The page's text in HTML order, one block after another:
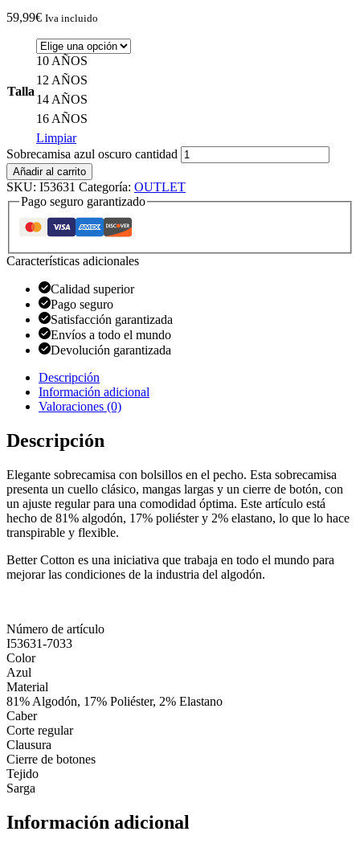
59,99€ Iva incluido
Talla
10 AÑOS
12 AÑOS
14 AÑOS
16 AÑOS
Limpiar
Sobrecamisa azul oscuro cantidad
Añadir al carrito
SKU: I53631 Categoría: OUTLET
Pago seguro garantizado
Características adicionales
Calidad superior
Pago seguro
Satisfacción garantizada
Envíos a todo el mundo
Devolución garantizada
Descripción
Información adicional
Valoraciones (0)
Descripción
Elegante sobrecamisa con bolsillos en el pecho. Esta sobrecamisa
presenta un cuello clásico, mangas largas y un cierre de botón, con
un ajuste regular para una comodidad óptima. Este artículo está
hecho de 81% algodón, 17% poliéster y 2% elastano, lo que lo hace
transpirable y flexible.
Better Cotton es una iniciativa que trabaja en todo el mundo para
mejorar las condiciones de la industria del algodón.
Número de artículo
I53631-7033
Color
Azul
Material
81% Algodón, 17% Poliéster, 2% Elastano
Caber
Corte regular
Clausura
Cierre de botones
Tejido
Sarga
Información adicional